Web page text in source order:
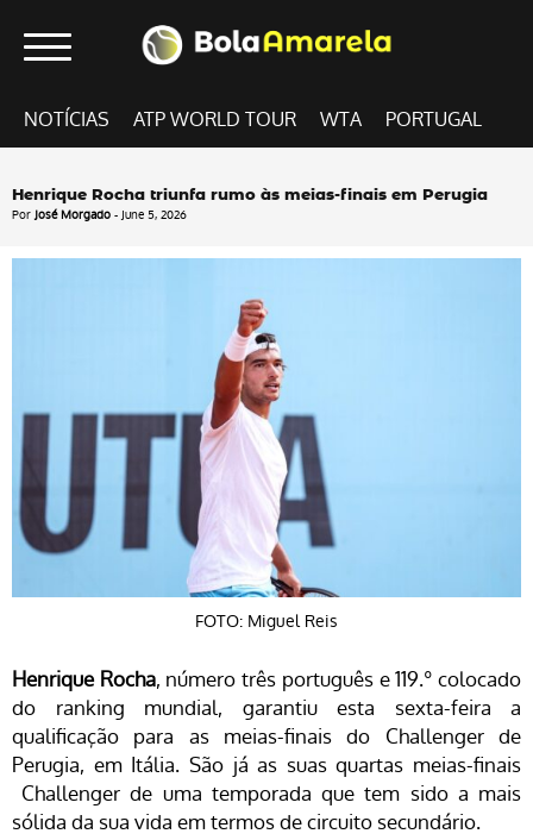
NOTÍCIAS ATP WORLD TOUR WTA PORTUGAL
Henrique Rocha triunfa rumo às meias-finais em Perugia
Por José Morgado - June 5, 2026
FOTO: Miguel Reis
Henrique Rocha, número três português e 119.º colocado
do ranking mundial, garantiu esta sexta-feira a
qualificação para as meias-finais do Challenger de
Perugia, em Itália. São já as suas quartas meias-finais
Challenger de uma temporada que tem sido a mais
sólida da sua vida em termos de circuito secundário.